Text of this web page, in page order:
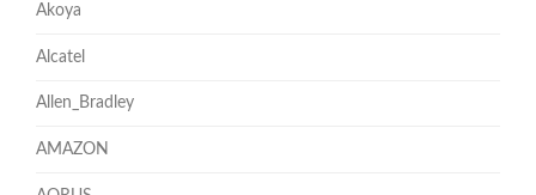
Akoya
Alcatel
Allen_Bradley
AMAZON